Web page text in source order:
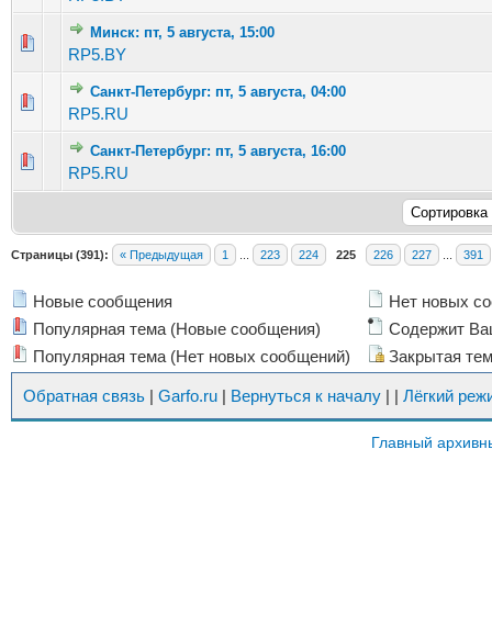
Минск: пт, 5 августа, 15:00
RP5.BY
Голосов: 3 - Средняя оценка: 3 из 5
1 2345
Санкт-Петербург: пт, 5 августа, 04:00
RP5.RU
Голосов: 7 - Средняя оценка: 2.86 из 5
1234 5
Санкт-Петербург: пт, 5 августа, 16:00
RP5.RU
Голосов: 5 - Средняя оценка: 2.6 из 5
1234 5
Страницы (391): « Предыдущая 1 223 224 225 226 227 391
Новые сообщения
Популярная тема (Новые сообщения)
Популярная тема (Нет новых сообщений)
Нет новых
Содержит
Закрытая
Обратная связь | Garfo.ru | Вернуться к началу | | Лёгкий
Главный